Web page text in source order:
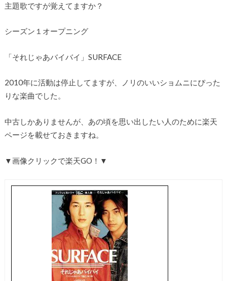
主題歌ですが覚えてますか？
シーズン１オープニング
「それじゃあバイバイ」SURFACE
2010年に活動は停止してますが、ノリのいいショムニにぴった
りな楽曲でした。
中古しかありませんが、あの頃を思い出したい人のために楽天
ページを載せておきますね。
▼画像クリックで楽天GO！▼